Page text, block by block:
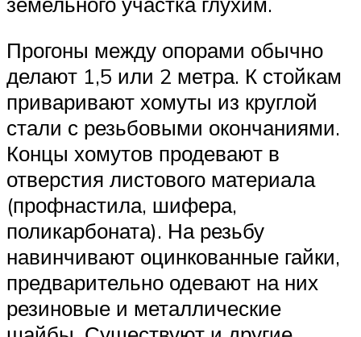
Прогоны между опорами обычно
делают 1,5 или 2 метра. К стойкам
приваривают хомуты из круглой
стали с резьбовыми окончаниями.
Концы хомутов продевают в
отверстия листового материала
(профнастила, шифера,
поликарбоната). На резьбу
навинчивают оцинкованные гайки,
предварительно одевают на них
резиновые и металлические